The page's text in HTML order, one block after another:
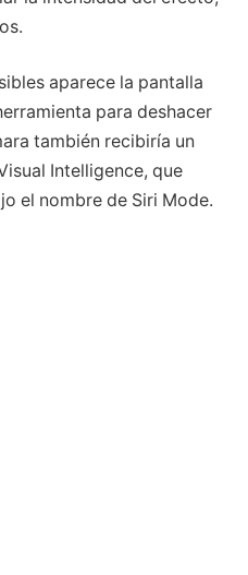
aparece la pantalla
para deshacer
también recibiría un
Intelligence, que
el nombre de Siri Mode.